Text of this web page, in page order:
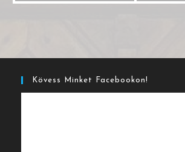
Kövess Minket Facebookon!